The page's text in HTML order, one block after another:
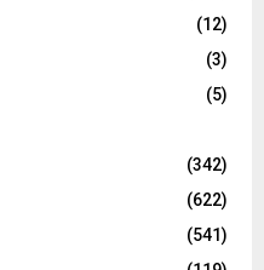
(12)
(3)
(5)
(342)
(622)
(541)